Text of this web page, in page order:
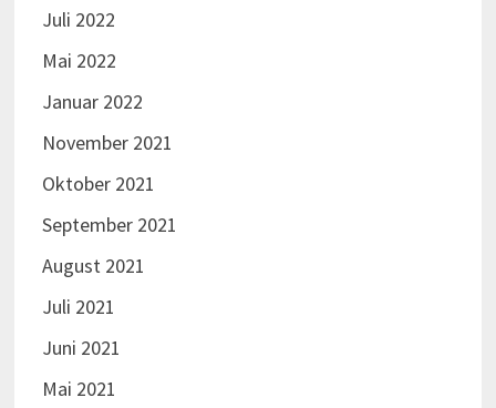
Juli 2022
Mai 2022
Januar 2022
November 2021
Oktober 2021
September 2021
August 2021
Juli 2021
Juni 2021
Mai 2021